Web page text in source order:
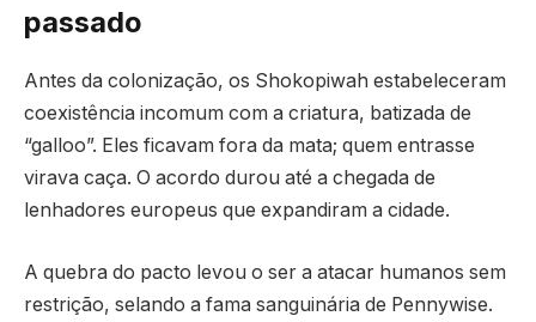
passado
Antes da colonização, os Shokopiwah estabeleceram
coexistência incomum com a criatura, batizada de
“galloo”. Eles ficavam fora da mata; quem entrasse
virava caça. O acordo durou até a chegada de
lenhadores europeus que expandiram a cidade.
A quebra do pacto levou o ser a atacar humanos sem
restrição, selando a fama sanguinária de Pennywise.